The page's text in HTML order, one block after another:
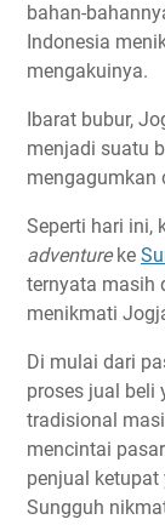
bahan-
Indonesia
mengakuinya.
Ibarat bubur,
menjadi suatu
mengagumkan
Seperti hari ini,
adventureke
ternyata masih
menikmati
Di mulai dari
proses jual beli
tradisional
mencintai
penjual
Sungguh